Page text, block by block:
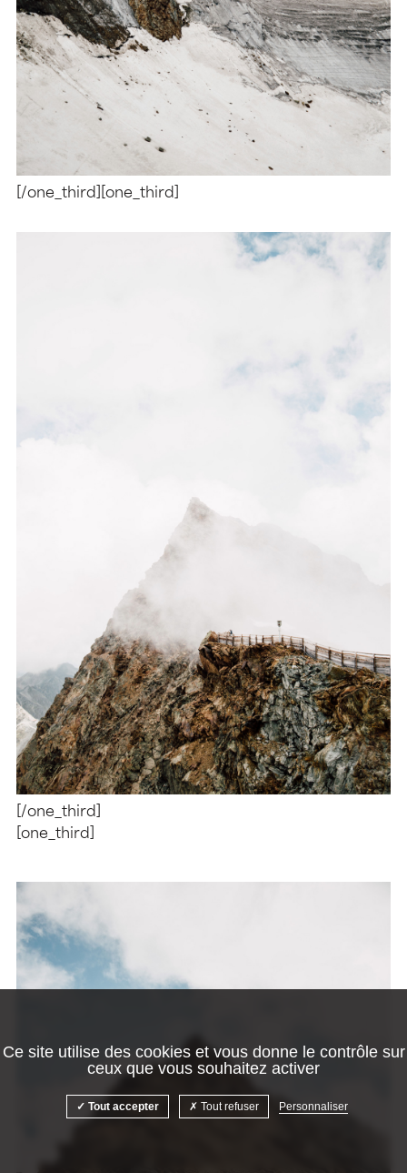
[/one_third][one_third]
[/one_third]
[one_third]
Ce site utilise des cookies et vous donne le contrôle sur
ceux que vous souhaitez activer
Tout accepter Tout refuser Personnaliser